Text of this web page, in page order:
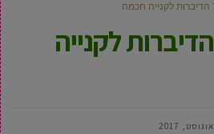
סוף עונה: 10 הדיברות לקנייה